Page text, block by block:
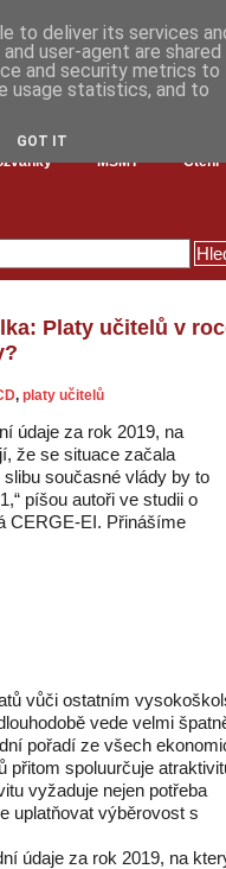
MŠMT Čtení
Platy učitelů v
, platy učitelů
údaje za rok 2019, na
že se situace začala
současné vlády by to
píšou autoři ve studii o
CERGE-EI. Přinášíme
vůči ostatním
vede velmi
pořadí ze všech
přitom spoluurčuje
vyžaduje nejen potřeba
uplatňovat výběrovost s
údaje za rok 2019, na
to deliver its services
user-agent are shared
and security metrics to
usage statistics, and to
GOT IT